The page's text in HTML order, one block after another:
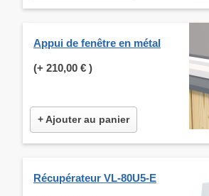
Appui de fenêtre en métal
(+ 210,00 € )
+ Ajouter au panier
Récupérateur VL-80U5-E